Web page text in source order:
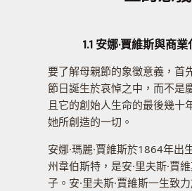
1.1 安娜·賈維斯與商
要了解母親節的象徵意義，首
節日誕生於哀悼之中，而不
且它的創始人生命的最後幾十
她所創造的一切。
安娜·瑪麗·賈維斯於1864年出
州韋伯斯特，是安·里夫斯·賈
子。安·里夫斯·賈維斯一生致